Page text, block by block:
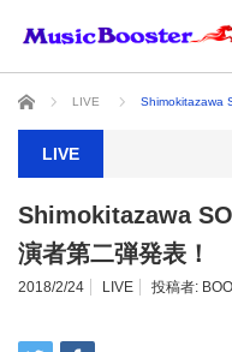
ホーム LIVE Shimokitazawa
LIVE
Shimokitazawa
演者第二弾発表！
2018/2/24 LIVE 投稿者: